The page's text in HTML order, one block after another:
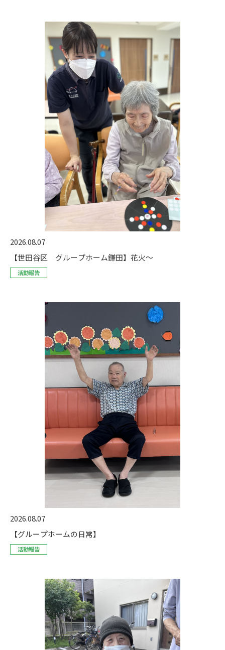
2026.08.07
【世田谷区 グループホーム鎌田】花火～
活動報告
2026.08.07
【グループホームの日常】
活動報告